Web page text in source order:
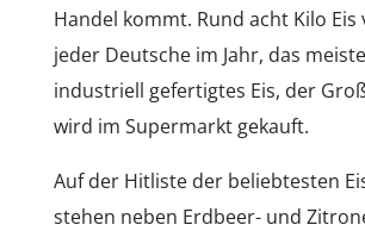
Handel kommt. Rund acht Kilo Eis
jeder Deutsche im Jahr, das
industriell gefertigtes Eis, der
wird im Supermarkt gekauft.
Auf der Hitliste der beliebtesten
stehen neben Erdbeer- und